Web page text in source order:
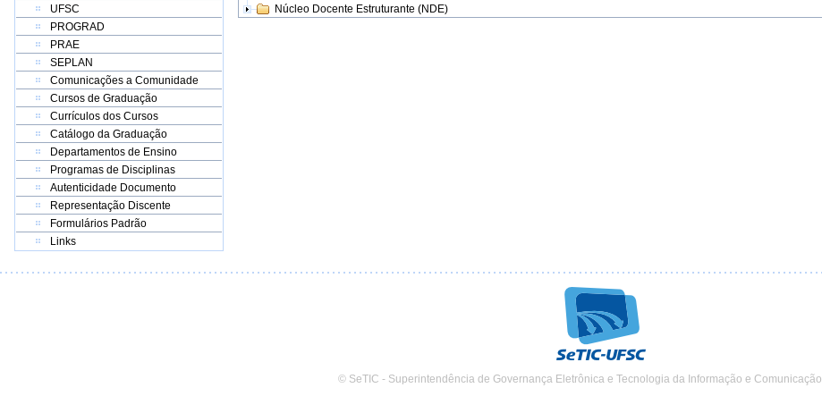
UFSC
PROGRAD
PRAE
SEPLAN
Comunicações a Comunidade
Cursos de Graduação
Currículos dos Cursos
Catálogo da Graduação
Departamentos de Ensino
Programas de Disciplinas
Autenticidade Documento
Representação Discente
Formulários Padrão
Links
Núcleo Docente Estruturante (NDE)
© SeTIC - Superintendência de Governança Eletrônica e Tecnologia da Informação e Comunicação